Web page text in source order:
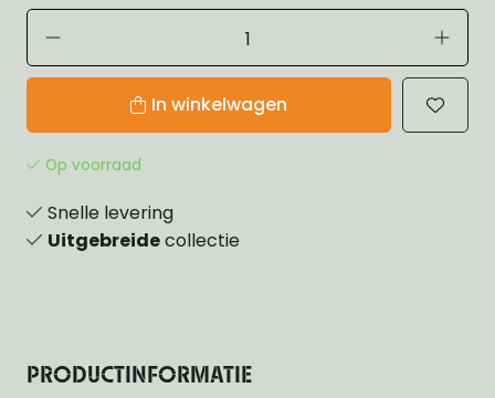
In winkelwagen
Op voorraad
Snelle levering
Uitgebreidecollectie
PRODUCTINFORMATIE